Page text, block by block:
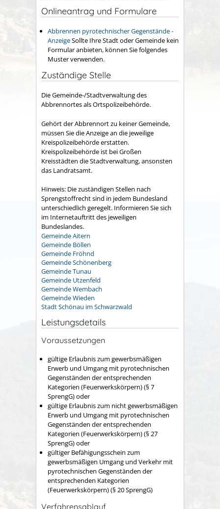
Onlineantrag und Formulare
Abbrennen pyrotechnischer Gegenstände -
AnzeigeSollte Ihre Stadt oder Gemeinde kein
Formular anbieten, können Sie folgendes
Muster verwenden.
Zuständige Stelle
Die Gemeinde-/Stadtverwaltung des
Abbrennortes als Ortspolizeibehörde.
Gehört der Abbrennort zu keiner Gemeinde,
müssen Sie die Anzeige an die jeweilige
Kreispolizeibehörde erstatten.
Kreispolizeibehörde ist bei Großen
Kreisstädten die Stadtverwaltung, ansonsten
das Landratsamt.
Hinweis: Die zuständigen Stellen nach
Sprengstoffrecht sind in jedem Bundesland
unterschiedlich geregelt. Informieren Sie sich
im Internetauftritt des jeweiligen
Bundeslandes.
Gemeinde Aitern
Gemeinde Böllen
Gemeinde Fröhnd
Gemeinde Schönenberg
Gemeinde Tunau
Gemeinde Utzenfeld
Gemeinde Wembach
Gemeinde Wieden
Stadt Schönau im Schwarzwald
Leistungsdetails
Voraussetzungen
gültige Erlaubnis zum gewerbsmäßigen
Erwerb und Umgang mit pyrotechnischen
Gegenständen der entsprechenden
Kategorien (Feuerwerkskörpern) (§ 7
SprengG) oder
gültige Erlaubnis zum nicht gewerbsmäßigen
Erwerb und Umgang mit pyrotechnischen
Gegenständen der entsprechenden
Kategorien (Feuerwerkskörpern) (§ 27
SprengG) oder
gültiger Befähigungsschein zum
gewerbsmäßigen Umgang und Verkehr mit
pyrotechnischen Gegenständen der
entsprechenden Kategorien
(Feuerwerkskörpern) (§ 20 SprengG)
Verfahrensablauf